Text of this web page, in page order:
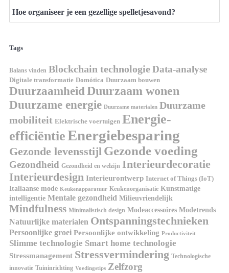
Hoe organiseer je een gezellige spelletjesavond?
Tags
Balans vinden Blockchain technologieData-analyse
Digitale transformatie Domótica Duurzaam bouwen
DuurzaamheidDuurzaam wonen
Duurzame energie Duurzame materialen Duurzame
mobiliteit Elektrische voertuigen Energie-
efficiëntieEnergiebesparing
Gezonde levensstijl Gezonde voeding
Gezondheid Gezondheid en welzijn Interieurdecoratie
Interieurdesign Interieurontwerp Internet of Things (IoT)
Italiaanse mode Keukenapparatuur Keukenorganisatie Kunstmatige
intelligentie Mentale gezondheid Milieuvriendelijk
Mindfulness Minimalistisch design Modeaccessoires Modetrends
Natuurlijke materialen Ontspanningstechnieken
Persoonlijke groei Persoonlijke ontwikkeling Productiviteit
Slimme technologie Smart home technologie
Stressmanagement Stressvermindering Technologische
innovatie Tuininrichting Voedingstips Zelfzorg